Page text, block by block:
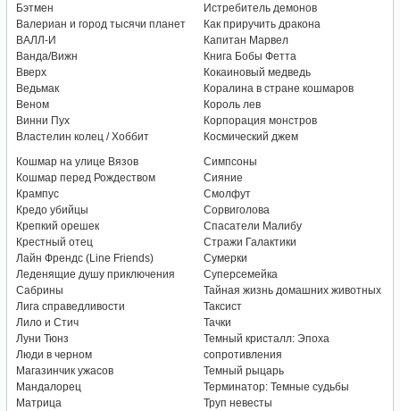
Бэтмен
Валериан и город тысячи планет
ВАЛЛ-И
Ванда/Вижн
Вверх
Ведьмак
Веном
Винни Пух
Властелин колец / Хоббит
Истребитель демонов
Как приручить дракона
Капитан Марвел
Книга Бобы Фетта
Кокаиновый медведь
Коралина в стране кошмаров
Король лев
Корпорация монстров
Космический джем
Кошмар на улице Вязов
Кошмар перед Рождеством
Крампус
Кредо убийцы
Крепкий орешек
Крестный отец
Лайн Френдс (Line Friends)
Леденящие душу приключения
Сабрины
Лига справедливости
Лило и Стич
Луни Тюнз
Люди в черном
Магазинчик ужасов
Мандалорец
Матрица
Симпсоны
Сияние
Смолфут
Сорвиголова
Спасатели Малибу
Стражи Галактики
Сумерки
Суперсемейка
Тайная жизнь домашних животных
Таксист
Тачки
Темный кристалл: Эпоха
сопротивления
Темный рыцарь
Терминатор: Темные судьбы
Труп невесты